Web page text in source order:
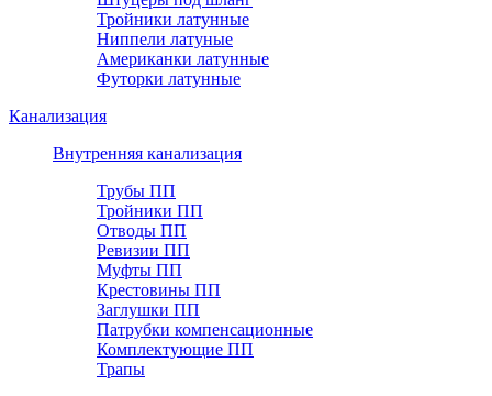
Тройники латунные
Ниппели латуные
Американки латунные
Футорки латунные
Канализация
Внутренняя канализация
Трубы ПП
Тройники ПП
Отводы ПП
Ревизии ПП
Муфты ПП
Крестовины ПП
Заглушки ПП
Патрубки компенсационные
Комплектующие ПП
Трапы